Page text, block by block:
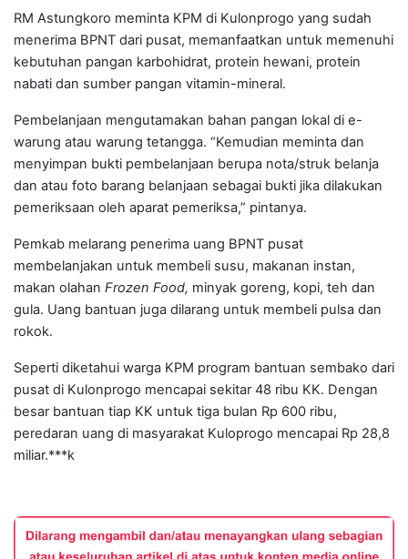
RM Astungkoro meminta KPM di Kulonprogo yang sudah
menerima BPNT dari pusat, memanfaatkan untuk memenuhi
kebutuhan pangan karbohidrat, protein hewani, protein
nabati dan sumber pangan vitamin-mineral.
Pembelanjaan mengutamakan bahan pangan lokal di e-
warung atau warung tetangga. “Kemudian meminta dan
menyimpan bukti pembelanjaan berupa nota/struk belanja
dan atau foto barang belanjaan sebagai bukti jika dilakukan
pemeriksaan oleh aparat pemeriksa,” pintanya.
Pemkab melarang penerima uang BPNT pusat
membelanjakan untuk membeli susu, makanan instan,
makan olahan Frozen Food, minyak goreng, kopi, teh dan
gula. Uang bantuan juga dilarang untuk membeli pulsa dan
rokok.
Seperti diketahui warga KPM program bantuan sembako dari
pusat di Kulonprogo mencapai sekitar 48 ribu KK. Dengan
besar bantuan tiap KK untuk tiga bulan Rp 600 ribu,
peredaran uang di masyarakat Kuloprogo mencapai Rp 28,8
miliar.***k